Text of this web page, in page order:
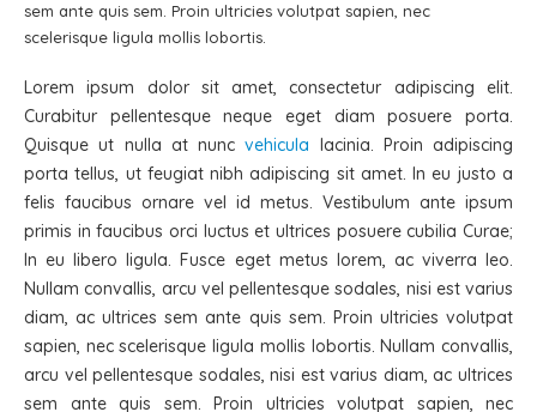
sem ante quis sem. Proin ultricies volutpat sapien, nec
scelerisque ligula mollis lobortis.
Lorem ipsum dolor sit amet, consectetur adipiscing elit.
Curabitur pellentesque neque eget diam posuere porta.
Quisque ut nulla at nuncvehicula lacinia. Proin adipiscing
porta tellus, ut feugiat nibh adipiscing sit amet. In eu justo a
felis faucibus ornare vel id metus. Vestibulum ante ipsum
primis in faucibus orci luctus et ultrices posuere cubilia Curae;
In eu libero ligula. Fusce eget metus lorem, ac viverra leo.
Nullam convallis, arcu vel pellentesque sodales, nisi est varius
diam, ac ultrices sem ante quis sem. Proin ultricies volutpat
sapien, nec scelerisque ligula mollis lobortis. Nullam convallis,
arcu vel pellentesque sodales, nisi est varius diam, ac ultrices
sem ante quis sem. Proin ultricies volutpat sapien, nec